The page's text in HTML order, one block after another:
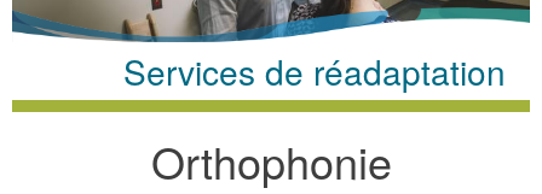
Services de réadaptation
Orthophonie